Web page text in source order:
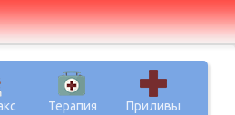
Терапия Приливы